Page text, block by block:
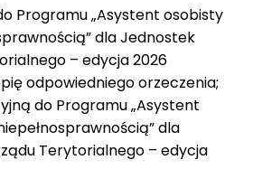
Programu „Asystent osobisty
dla Jednostek
– edycja 2026
odpowiedniego orzeczenia;
do Programu „Asystent
dla
Terytorialnego – edycja